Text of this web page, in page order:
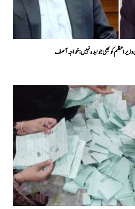
وزیراعظم کو بھی جوابدہ نہیں: خواجہ آصف